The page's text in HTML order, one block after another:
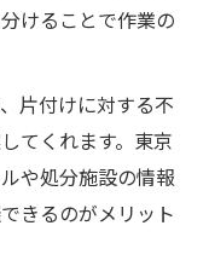
けることで作業の
片付けに対する不
てくれます。東京
や処分施設の情報
きるのがメリット